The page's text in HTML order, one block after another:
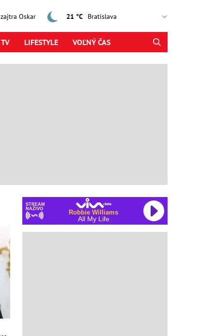
Oskar 21 °C
LIFESTYLE VOĽNÝ ČAS
STREAM
NAŽIVO
Robbie Williams
All My Life